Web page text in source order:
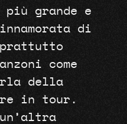
più grande e
di
come
della
in tour.